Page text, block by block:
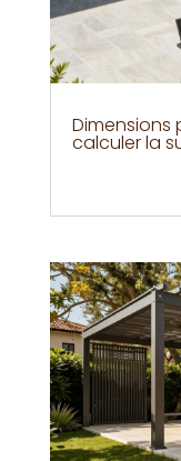
Dimensions
calculer la